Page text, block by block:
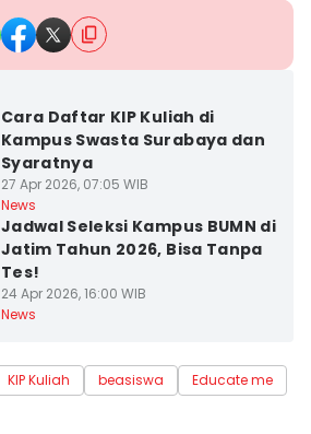
Cara Daftar KIP Kuliah di
Kampus Swasta Surabaya dan
Syaratnya
27 Apr 2026, 07:05 WIB
News
Jadwal Seleksi Kampus BUMN di
Jatim Tahun 2026, Bisa Tanpa
Tes!
24 Apr 2026, 16:00 WIB
News
KIP Kuliah beasiswa
Educate me